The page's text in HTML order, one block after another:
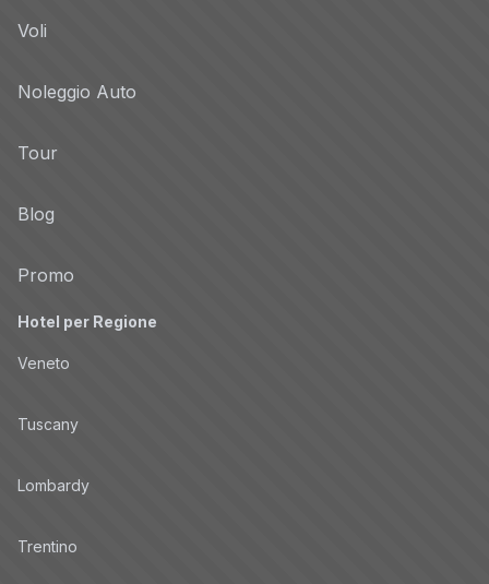
Voli
Noleggio Auto
Tour
Blog
Promo
Hotel per Regione
Veneto
Tuscany
Lombardy
Trentino